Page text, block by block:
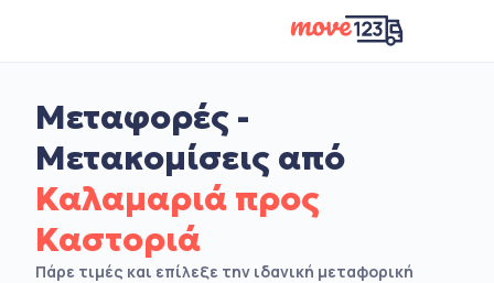
Μεταφορές -
Μετακομίσεις από
Καλαμαριά προς
Καστοριά
Πάρε τιμές και επίλεξε την ιδανική μεταφορική